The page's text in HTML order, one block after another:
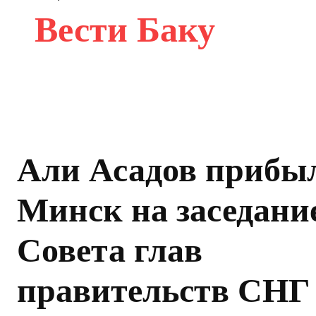
Вести Баку
Али Асадов
Минск на
Совета глав
правительств СНГ